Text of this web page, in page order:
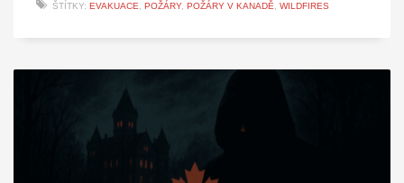
ŠTÍTKY: EVAKUACE, POŽÁRY, POŽÁRY V KANADĚ, WILDFIRES